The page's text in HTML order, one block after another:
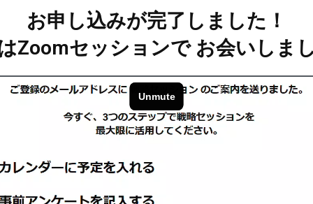
お申し込みが完了しました！
Zoomセッションで お会いしま